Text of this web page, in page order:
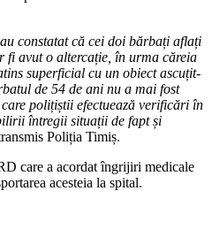
constatat că cei doi bărbați aflați
fi avut o altercație, în urma căreia
superficial cu un obiect ascuțit-
de 54 de ani nu a mai fost
polițiștii efectuează verificări în
întregii situații de fapt și
Poliția Timiș.
care a acordat îngrijiri medicale
acesteia la spital.